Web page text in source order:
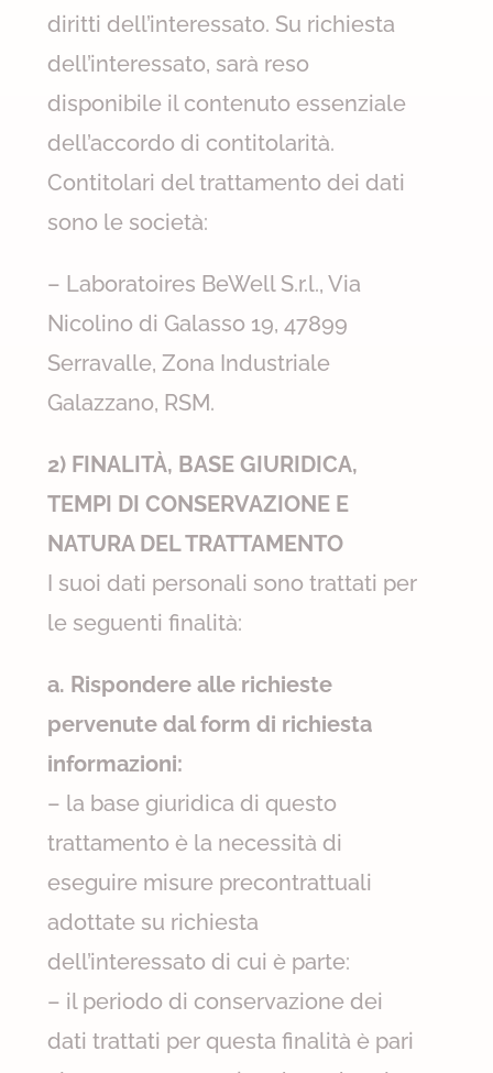
diritti dell’interessato. Su richiesta
dell’interessato, sarà reso
disponibile il contenuto essenziale
dell’accordo di contitolarità.
Contitolari del trattamento dei dati
sono le società:
– Laboratoires BeWell S.r.l., Via
Nicolino di Galasso 19, 47899
Serravalle, Zona Industriale
Galazzano, RSM.
2) FINALITÀ, BASE GIURIDICA,
TEMPI DI CONSERVAZIONE E
NATURA DEL TRATTAMENTO
I suoi dati personali sono trattati per
le seguenti finalità:
a. Rispondere alle richieste
pervenute dal form di richiesta
informazioni:
– la base giuridica di questo
trattamento è la necessità di
eseguire misure precontrattuali
adottate su richiesta
dell’interessato di cui è parte:
– il periodo di conservazione dei
dati trattati per questa finalità è pari